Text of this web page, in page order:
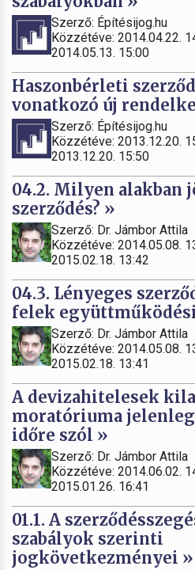
Szerző: Építésijog.hu
Közzétéve: 2014.04.22.
2014.05.13. 15:00
Haszonbérleti
vonatkozó új
Szerző: Építésijog.hu
Közzétéve: 2013.12.20.
2013.12.20. 15:50
04.2. Milyen alakban
szerződés? »
Szerző: Dr. Jámbor Attila
Közzétéve: 2014.05.08.
2015.02.18. 13:42
04.3. Lényeges
felek
Szerző: Dr. Jámbor Attila
Közzétéve: 2014.05.08.
2015.02.18. 13:41
A devizahitelesek
moratóriuma
időre szól »
Szerző: Dr. Jámbor Attila
Közzétéve: 2014.06.02.
2015.01.26. 16:41
01.1. A
szabályok szerinti
jogkövetkezményei »